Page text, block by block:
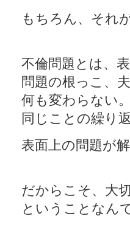
もちろん、それ
不倫問題とは、
問題の根っこ、
何も変わらない。
同じことの繰り
表面上の問題が
だからこそ、大
ということなん